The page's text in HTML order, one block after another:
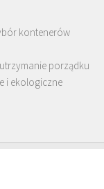
kontenerów
porządku
i ekologiczne